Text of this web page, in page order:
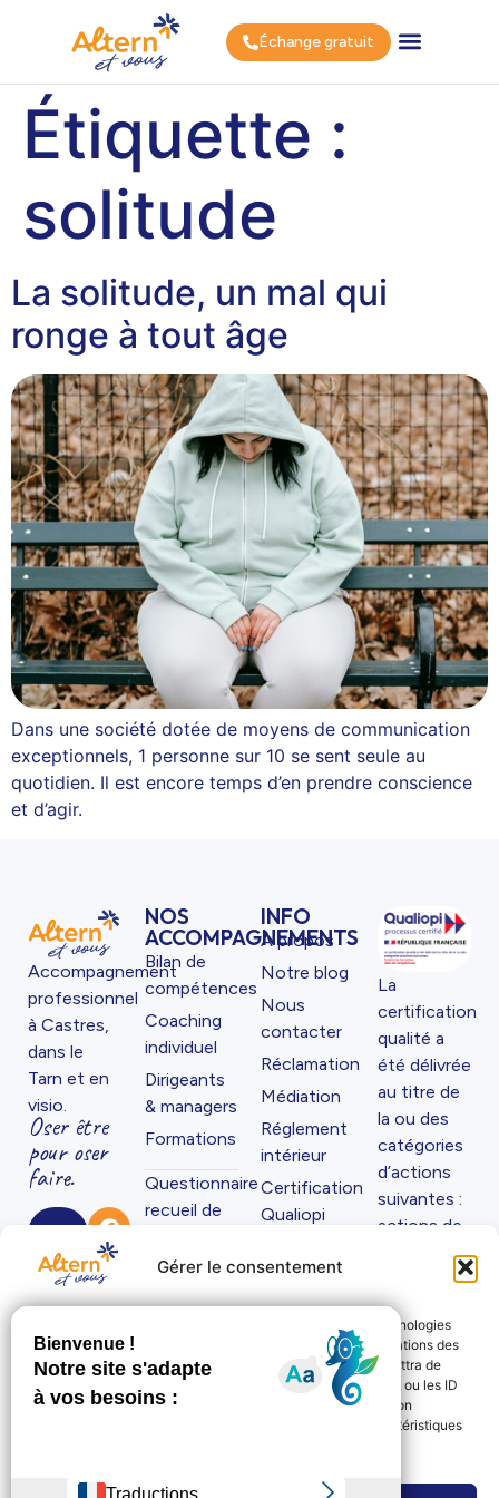
Gérer le consentement
Pour offrir les meilleures expériences, nous utilisons des technologies
telles que les cookies pour stocker et/ou accéder aux informations des
appareils. Le fait de consentir à ces technologies nous permettra de
traiter des données telles que le comportement de navigation ou les ID
uniques sur ce site. Le fait de ne pas consentir ou de retirer son
consentement peut avoir un effet négatif sur certaines caractéristiques
Échange gratuit
Étiquette :
solitude
La solitude, un mal qui
ronge à tout âge
Dans une société dotée de moyens de communication
exceptionnels, 1 personne sur 10 se sent seule au
quotidien. Il est encore temps d’en prendre conscience
et d’agir.
Accompagnement
professionnel
à Castres,
dans le
Tarn et en
visio.
Oser être
pour oser
faire.
0
6
8
8
9
9
0
NOS
ACCOMPAGNEMENTS
Bilan de
compétences
Coaching
individuel
Dirigeants
& managers
Formations
Questionnaire
recueil de
INFO
À propos
Notre blog
Nous
contacter
Réclamation
Médiation
Réglement
intérieur
Certification
Qualiopi
Code de
Déontologie
La
certification
qualité a
été délivrée
au titre de
la ou des
catégories
d’actions
suivantes :
actions de
formation
et bilans de
compétences.